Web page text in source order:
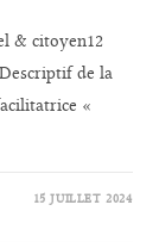
& citoyen12
de la
«
15 JUILLET 2024